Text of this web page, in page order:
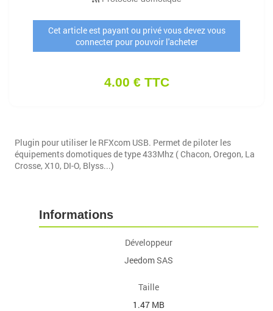
Cet article est payant ou privé vous devez vous
connecter pour pouvoir l'acheter
4.00 € TTC
Plugin pour utiliser le RFXcom USB. Permet de piloter les
équipements domotiques de type 433Mhz ( Chacon, Oregon, La
Crosse, X10, DI-O, Blyss...)
Informations
Développeur
Jeedom SAS
Taille
1.47 MB